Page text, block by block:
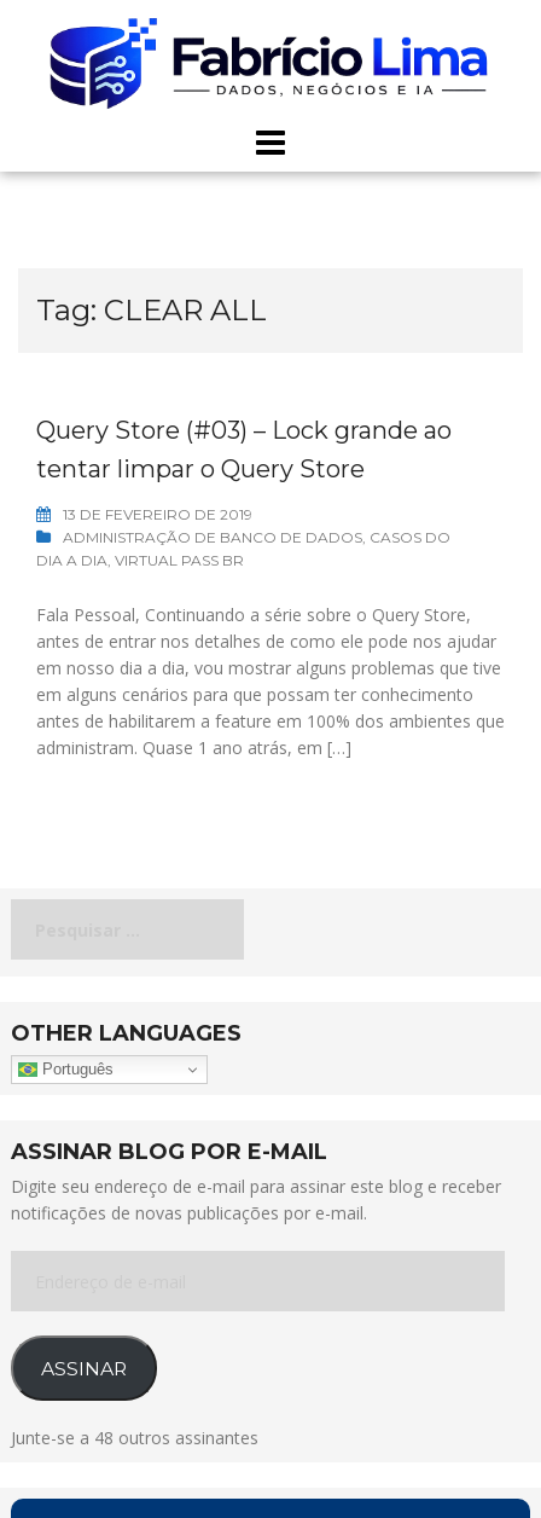
content
Tag: CLEAR ALL
Query Store (#03) – Lock grande ao
tentar limpar o Query Store
13 DE FEVEREIRO DE 2019
ADMINISTRAÇÃO DE BANCO DE DADOS, CASOS DO
DIA A DIA, VIRTUAL PASS BR
Fala Pessoal, Continuando a série sobre o Query Store,
antes de entrar nos detalhes de como ele pode nos ajudar
em nosso dia a dia, vou mostrar alguns problemas que tive
em alguns cenários para que possam ter conhecimento
antes de habilitarem a feature em 100% dos ambientes que
administram. Quase 1 ano atrás, em […]
OTHER LANGUAGES
Português
ASSINAR BLOG POR E-MAIL
Digite seu endereço de e-mail para assinar este blog e receber
notificações de novas publicações por e-mail.
e-
mail
ASSINAR
Junte-se a 48 outros assinantes